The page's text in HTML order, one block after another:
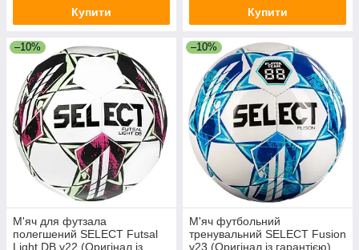
Купити Купити
–10%
М'яч для футзала
полегшений SELECT Futsal
Light DB v22 (Оригінал із
–10%
М'яч футбольний
тренувальний SELECT Fusion
v23 (Оригінал із гарантією)